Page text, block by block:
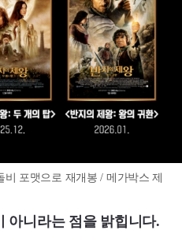
포맷으로 재개봉 / 메가박스 제
아니라는 점을 밝힙니다.